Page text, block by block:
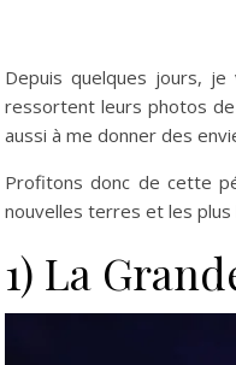
Depuis quelques jours,
ressortent leurs photos de
aussi à me donner des
Profitons donc de cette
nouvelles terres et les
1) La